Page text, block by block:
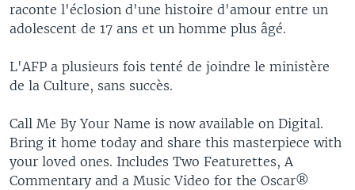
raconte l'éclosion d'une histoire d'amour entre un
adolescent de 17 ans et un homme plus âgé.
L'AFP a plusieurs fois tenté de joindre le ministère
de la Culture, sans succès.
Call Me By Your Name is now available on Digital.
Bring it home today and share this masterpiece with
your loved ones. Includes Two Featurettes, A
Commentary and a Music Video for the Oscar®